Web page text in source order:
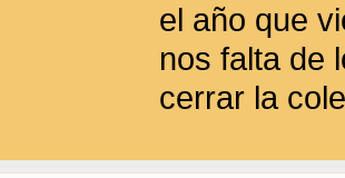
el año que
nos falta de
cerrar la